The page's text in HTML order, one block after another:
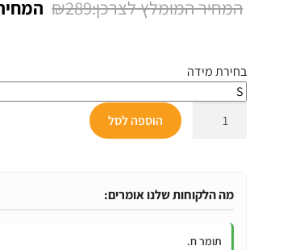
עלדירוגים של
₪289
המחיר
בחירת מידה
יסמין
הוספה לסל
מה הלקוחות שלנו אומרים:
תומר ח.